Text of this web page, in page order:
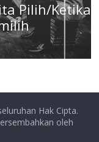
Pilih/Ketika
Hak Cipta.
oleh